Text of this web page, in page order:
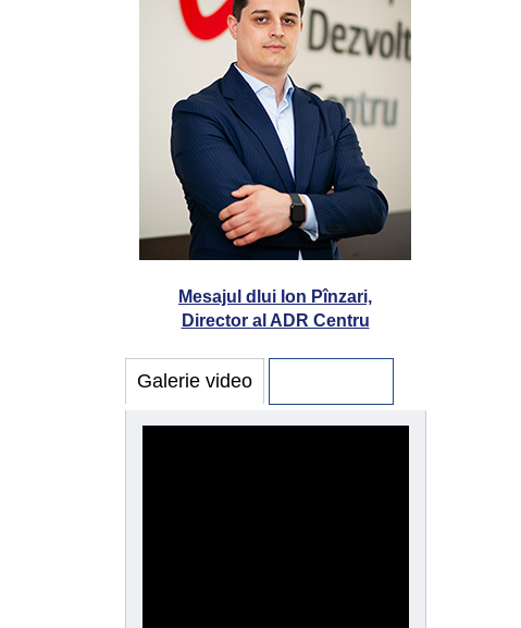
Mesajul dlui Ion Pînzari,
Director al ADR Centru
Galerie video